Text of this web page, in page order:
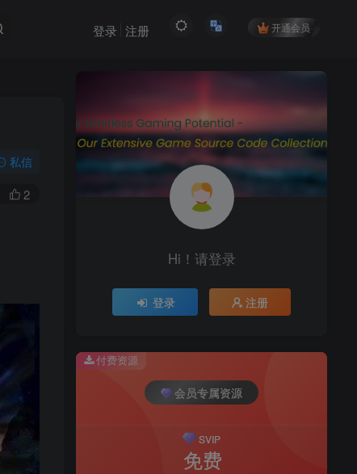
开通会员
登录 注册
私信
2
Hi！请登录
登录 注册
付费资源
会员专属资源
SVIP
免费